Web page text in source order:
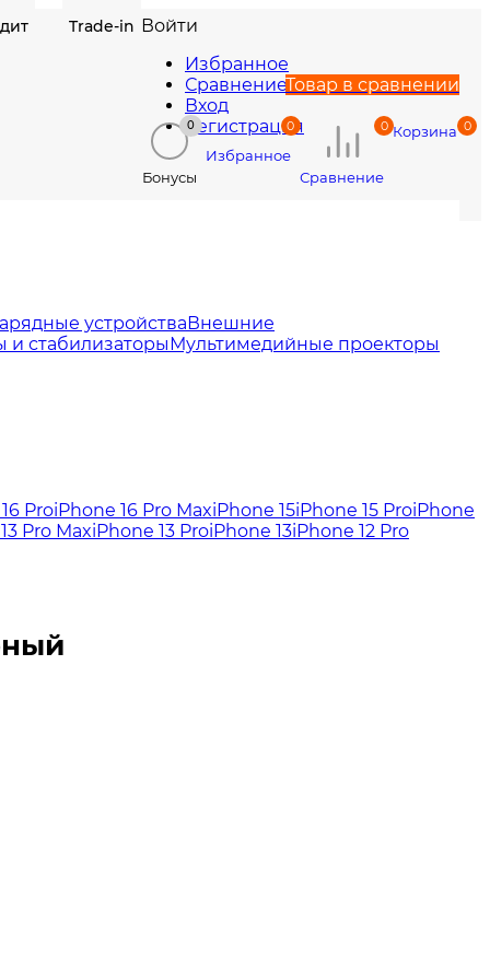
Trade-in Войти
Избранное
СравнениеТовар в сравнении
Вход
Регистрация
0
Бонусы
0
Избранное
0
Сравнение
0
Корзина
устройстваВнешние
стабилизаторыМультимедийные проекторы
ProiPhone 16 Pro MaxiPhone 15iPhone 15 ProiPhone
Pro MaxiPhone 13 ProiPhone 13iPhone 12 Pro